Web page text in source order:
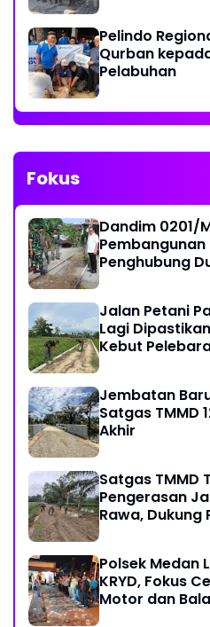
Pelindo
Qurban
Pelabuhan
Fokus
Dandim 0201/
Penghubung
Jalan Petani
Lagi
Kebut
Jembatan
Satgas TMMD
Akhir
Satgas TMMD
Pengerasan
Rawa,
Polsek Medan
KRYD, Fokus
Motor dan